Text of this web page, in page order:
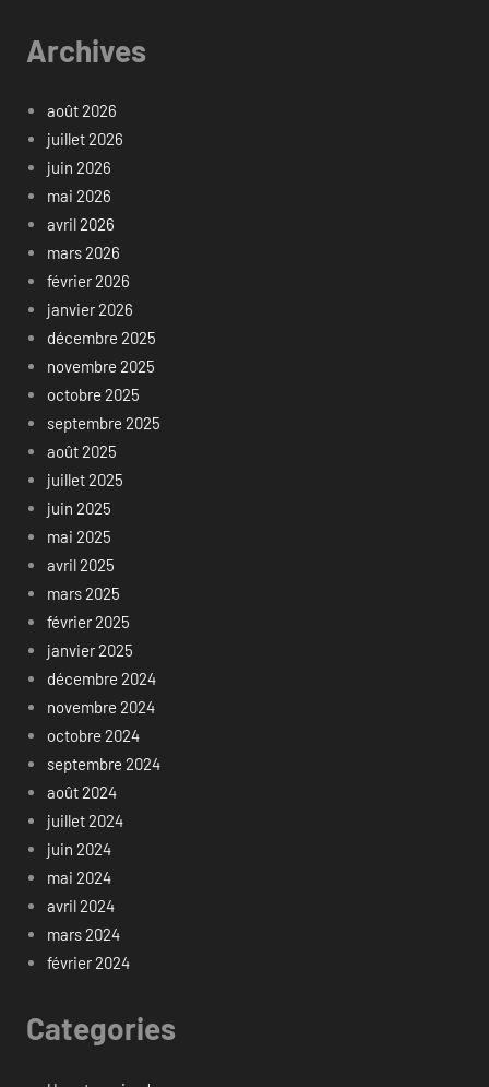
Archives
août 2026
juillet 2026
juin 2026
mai 2026
avril 2026
mars 2026
février 2026
janvier 2026
décembre 2025
novembre 2025
octobre 2025
septembre 2025
août 2025
juillet 2025
juin 2025
mai 2025
avril 2025
mars 2025
février 2025
janvier 2025
décembre 2024
novembre 2024
octobre 2024
septembre 2024
août 2024
juillet 2024
juin 2024
mai 2024
avril 2024
mars 2024
février 2024
Categories